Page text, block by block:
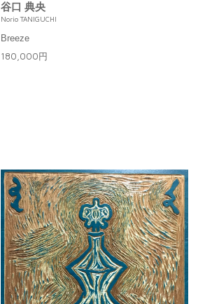
谷口 典央
Norio TANIGUCHI
Breeze
180,000円